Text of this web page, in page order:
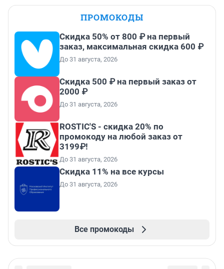
ПРОМОКОДЫ
Скидка 50% от 800 ₽ на первый
заказ, максимальная скидка 600 ₽
До 31 августа, 2026
Скидка 500 ₽ на первый заказ от
2000 ₽
До 31 августа, 2026
ROSTIC'S - скидка 20% по
промокоду на любой заказ от
3199₽!
До 31 августа, 2026
Скидка 11% на все курсы
До 31 августа, 2026
Все промокоды